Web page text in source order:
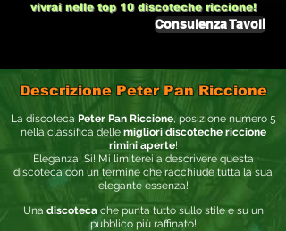
vivrai nelle top 10 discoteche riccione!
Consulenza Tavoli
Descrizione Peter Pan Riccione
La discoteca Peter Pan Riccione, posizione numero 5
nella classifica delle migliori discoteche riccione
rimini aperte!
Eleganza! Si! Mi limiterei a descrivere questa
discoteca con un termine che racchiude tutta la sua
elegante essenza!
Una discotecache punta tutto sullo stile e su un
pubblico più raffinato!